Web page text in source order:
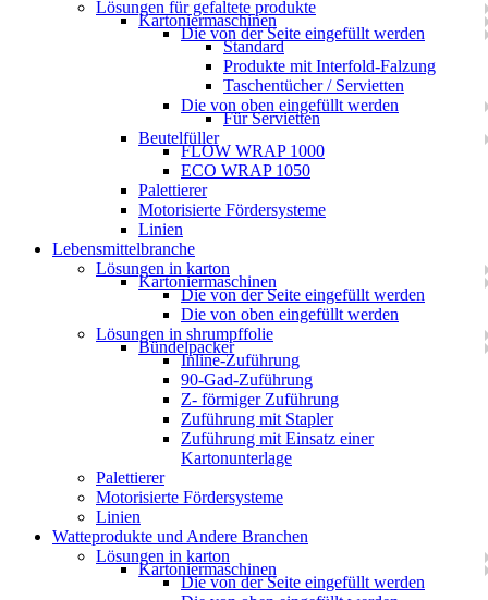
Lösungen für gefaltete produkte
Kartoniermaschinen
Die von der Seite eingefüllt werden
Standard
Produkte mit Interfold-Falzung
Taschentücher / Servietten
Die von oben eingefüllt werden
Für Servietten
Beutelfüller
FLOW WRAP 1000
ECO WRAP 1050
Palettierer
Motorisierte Fördersysteme
Linien
Lebensmittelbranche
Lösungen in karton
Kartoniermaschinen
Die von der Seite eingefüllt werden
Die von oben eingefüllt werden
Lösungen in shrumpffolie
Bündelpacker
Inline-Zuführung
90-Gad-Zuführung
Z- förmiger Zuführung
Zuführung mit Stapler
Zuführung mit Einsatz einer
Kartonunterlage
Palettierer
Motorisierte Fördersysteme
Linien
Watteprodukte und Andere Branchen
Lösungen in karton
Kartoniermaschinen
Die von der Seite eingefüllt werden